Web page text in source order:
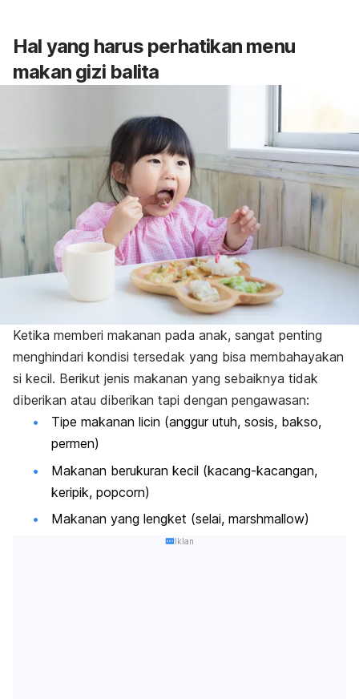
Hal yang harus perhatikan menu
makan gizi balita
Ketika memberi makanan pada anak, sangat penting
menghindari kondisi tersedak yang bisa membahayakan
si kecil. Berikut jenis makanan yang sebaiknya tidak
diberikan atau diberikan tapi dengan pengawasan:
Tipe makanan licin (anggur utuh, sosis, bakso,
permen)
Makanan berukuran kecil (kacang-kacangan,
keripik, popcorn)
Makanan yang lengket (selai, marshmallow)
Iklan